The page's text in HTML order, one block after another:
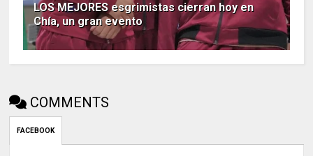
LOS MEJORES esgrimistas cierran hoy en
Chía, un gran evento
COMMENTS
FACEBOOK